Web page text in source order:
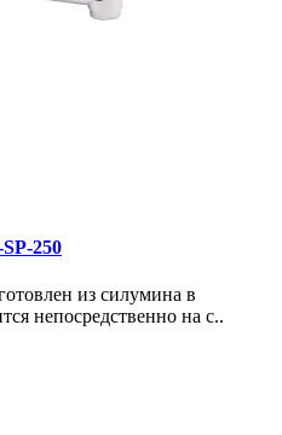
250
из силумина в
непосредственно на с..